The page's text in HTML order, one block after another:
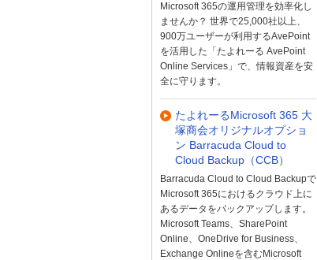
Microsoft 365の運用管理を効率化し
ませんか？ 世界で25,000社以上、
900万ユーザーが利用するAvePoint
を活用した「たよれーる AvePoint
Online Services」で、情報資産を安
全に守ります。
たよれーるMicrosoft 365 大
塚商会オリジナルオプショ
ン Barracuda Cloud to
Cloud Backup（CCB）
Barracuda Cloud to Cloud Backupで
Microsoft 365におけるクラウド上に
あるデータをバックアップします。
Microsoft Teams、SharePoint
Online、OneDrive for Business、
Exchange Onlineを含むMicrosoft